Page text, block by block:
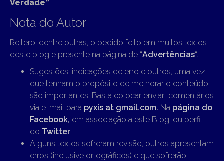
Verdade”
Nota do Autor
Reitero, dentre outras, o pedido feito em muitos textos
deste blog e presente na página de “Advertências“.
Sugestões, indicações de erro e outros, uma vez
que tenham o propósito de melhorar o conteúdo,
são importantes. Basta colocar enviar comentários
via e-mail para pyxis at gmail.com. Na página do
Facebook, em associação a este Blog, ou perfil
do Twitter.
Alguns textos sofreram revisão, outros apresentam
erros (inclusive ortográficos) e que sofrerão